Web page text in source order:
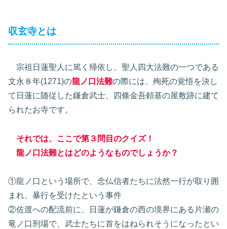
収玄寺とは
宗祖日蓮聖人に篤く帰依し、聖人四大法難の一つである
文永８年(1271)の龍ノ口法難の際には、殉死の覚悟を決し
て日蓮に随従した鎌倉武士、四條金吾頼基の屋敷跡に建て
られたお寺です。
それでは、ここで第３問目のクイズ！
龍ノ口法難とはどのようなものでしょうか？
①龍ノ口という場所で、念仏信者たちに法然一行が取り囲
まれ、暴行を受けたという事件
②佐渡への配流前に、日蓮が鎌倉の西の境界にある片瀬の
竜ノ口刑場で、武士たちに首をはねられそうになったとい